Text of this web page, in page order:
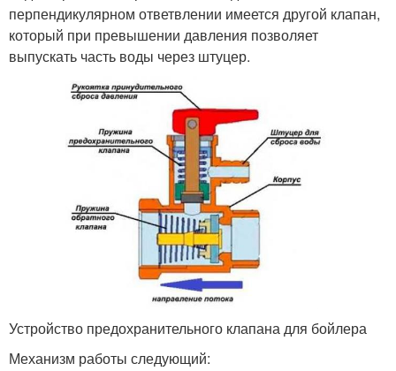
перпендикулярном ответвлении имеется другой клапан,
который при превышении давления позволяет
выпускать часть воды через штуцер.
Устройство предохранительного клапана для бойлера
Механизм работы следующий: